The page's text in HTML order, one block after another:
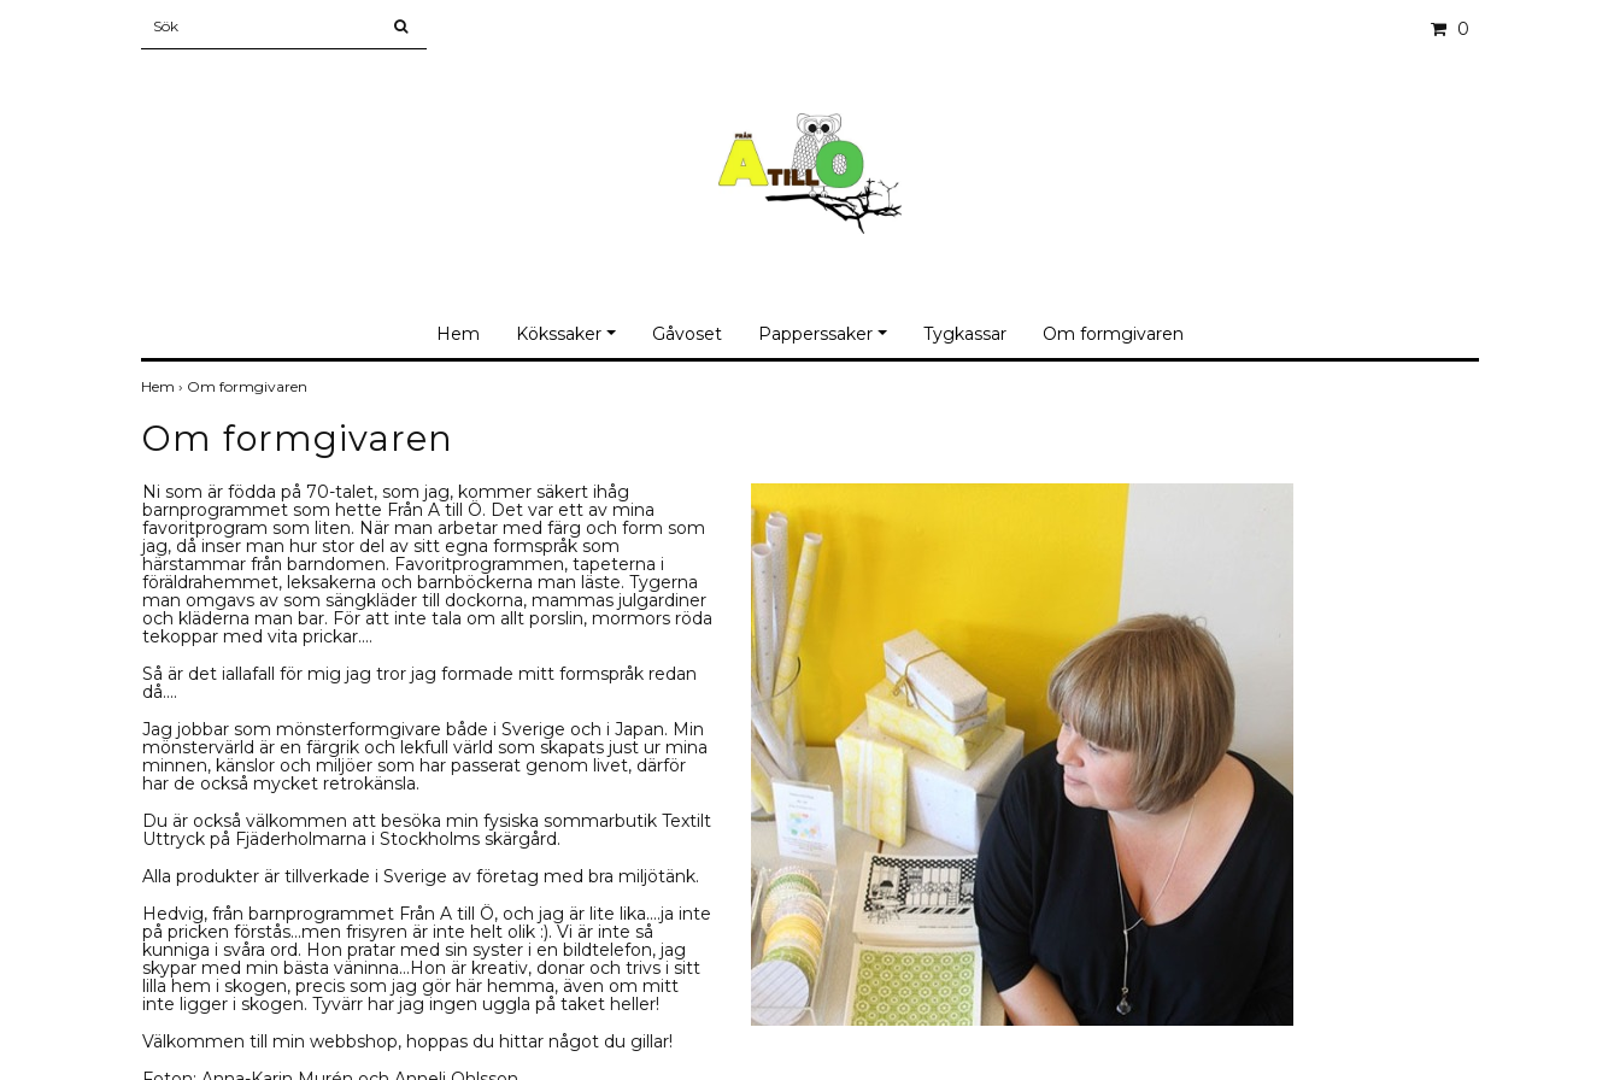
0
Hem Kökssaker Gåvoset Papperssaker Tygkassar Om formgivaren
Hem › Om formgivaren
Om formgivaren
Ni som är födda på 70-talet, som jag, kommer säkert ihåg
barnprogrammet som hette Från A till Ö. Det var ett av mina
favoritprogram som liten. När man arbetar med färg och form som
jag, då inser man hur stor del av sitt egna formspråk som
härstammar från barndomen. Favoritprogrammen, tapeterna i
föräldrahemmet, leksakerna och barnböckerna man läste. Tygerna
man omgavs av som sängkläder till dockorna, mammas julgardiner
och kläderna man bar. För att inte tala om allt porslin, mormors röda
tekoppar med vita prickar....
Så är det iallafall för mig jag tror jag formade mitt formspråk redan
då....
Jag jobbar som mönsterformgivare både i Sverige och i Japan. Min
mönstervärld är en färgrik och lekfull värld som skapats just ur mina
minnen, känslor och miljöer som har passerat genom livet, därför
har de också mycket retrokänsla.
Du är också välkommen att besöka min fysiska sommarbutik Textilt
Uttryck på Fjäderholmarna i Stockholms skärgård.
Alla produkter är tillverkade i Sverige av företag med bra miljötänk.
Hedvig, från barnprogrammet Från A till Ö, och jag är lite lika....ja inte
på pricken förstås...men frisyren är inte helt olik :). Vi är inte så
kunniga i svåra ord. Hon pratar med sin syster i en bildtelefon, jag
skypar med min bästa väninna...Hon är kreativ, donar och trivs i sitt
lilla hem i skogen, precis som jag gör här hemma, även om mitt
inte ligger i skogen. Tyvärr har jag ingen uggla på taket heller!
Välkommen till min webbshop, hoppas du hittar något du gillar!